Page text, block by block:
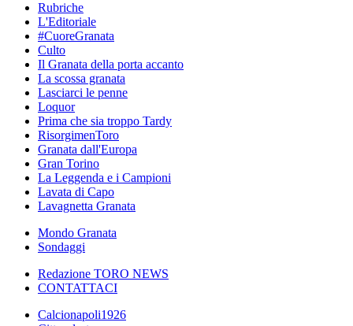
Rubriche
L'Editoriale
#CuoreGranata
Culto
Il Granata della porta accanto
La scossa granata
Lasciarci le penne
Loquor
Prima che sia troppo Tardy
RisorgimenToro
Granata dall'Europa
Gran Torino
La Leggenda e i Campioni
Lavata di Capo
Lavagnetta Granata
Mondo Granata
Sondaggi
Redazione TORO NEWS
CONTATTACI
Calcionapoli1926